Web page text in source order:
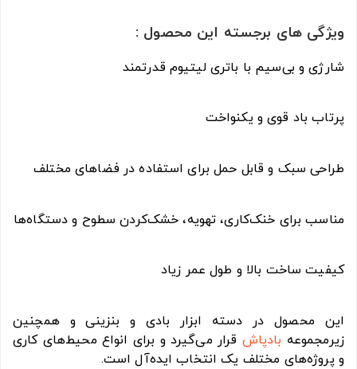
ویژگی های برجسته این محصول :
شارژی و بی‌سیم با باتری لیتیوم قدرتمند
پرتاب باد قوی و یکنواخت
طراحی سبک و قابل حمل برای استفاده در فضاهای مختلف
مناسب برای خنک‌کاری، تهویه، خشک‌کردن سطوح و دستگاه‌ها
کیفیت ساخت بالا و طول عمر زیاد
این محصول در دسته ابزار بادی و بنزینی و همچنین
زیرمجموعه بادپاش قرار می‌گیرد و برای انواع محیط‌های کاری
و پروژه‌های مختلف یک انتخاب ایده‌آل است.